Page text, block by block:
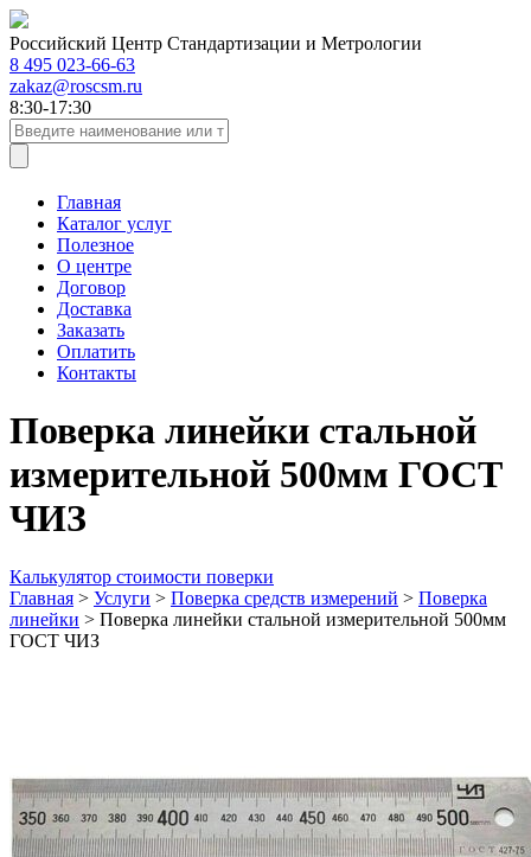
Российский Центр Стандартизации и Метрологии
8 495 023-66-63
zakaz@roscsm.ru
8:30-17:30
Главная
Каталог услуг
Полезное
О центре
Договор
Доставка
Заказать
Оплатить
Контакты
Поверка линейки стальной
измерительной 500мм ГОСТ
ЧИЗ
Калькулятор стоимости поверки
Главная > Услуги > Поверка средств измерений > Поверка
линейки > Поверка линейки стальной измерительной 500мм
ГОСТ ЧИЗ